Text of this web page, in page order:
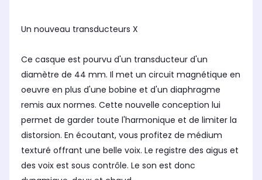
Un nouveau transducteurs X
Ce casque est pourvu d'un transducteur d'un
diamètre de 44 mm. Il met un circuit magnétique en
oeuvre en plus d'une bobine et d'un diaphragme
remis aux normes. Cette nouvelle conception lui
permet de garder toute l'harmonique et de limiter la
distorsion. En écoutant, vous profitez de médium
texturé offrant une belle voix. Le registre des aigus et
des voix est sous contrôle. Le son est donc